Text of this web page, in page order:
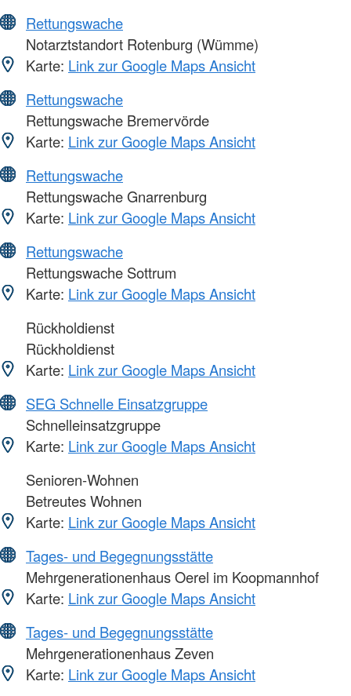
Rettungswache
Notarztstandort Rotenburg (Wümme)
Karte: Link zur Google Maps Ansicht
Rettungswache
Rettungswache Bremervörde
Karte: Link zur Google Maps Ansicht
Rettungswache
Rettungswache Gnarrenburg
Karte: Link zur Google Maps Ansicht
Rettungswache
Rettungswache Sottrum
Karte: Link zur Google Maps Ansicht
Rückholdienst
Rückholdienst
Karte: Link zur Google Maps Ansicht
SEG Schnelle Einsatzgruppe
Schnelleinsatzgruppe
Karte: Link zur Google Maps Ansicht
Senioren-Wohnen
Betreutes Wohnen
Karte: Link zur Google Maps Ansicht
Tages- und Begegnungsstätte
Mehrgenerationenhaus Oerel im Koopmannhof
Karte: Link zur Google Maps Ansicht
Tages- und Begegnungsstätte
Mehrgenerationenhaus Zeven
Karte: Link zur Google Maps Ansicht